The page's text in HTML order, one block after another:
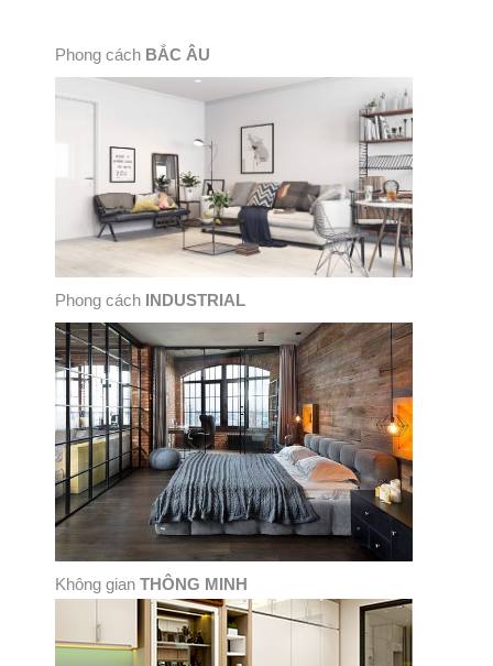
Phong cách BẮC ÂU
Phong cách INDUSTRIAL
Không gian THÔNG MINH